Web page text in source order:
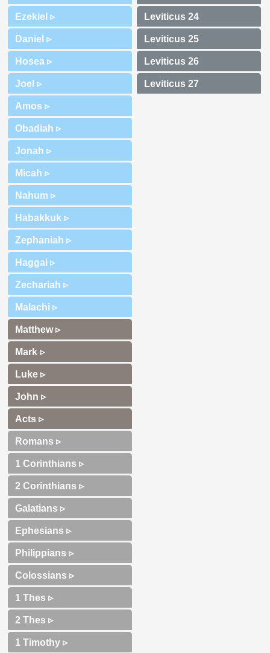
Ezekiel ▹
Daniel ▹
Hosea ▹
Joel ▹
Amos ▹
Obadiah ▹
Jonah ▹
Micah ▹
Nahum ▹
Habakkuk ▹
Zephaniah ▹
Haggai ▹
Zechariah ▹
Malachi ▹
Matthew ▹
Mark ▹
Luke ▹
John ▹
Acts ▹
Romans ▹
1 Corinthians ▹
2 Corinthians ▹
Galatians ▹
Ephesians ▹
Philippians ▹
Colossians ▹
1 Thes ▹
2 Thes ▹
1 Timothy ▹